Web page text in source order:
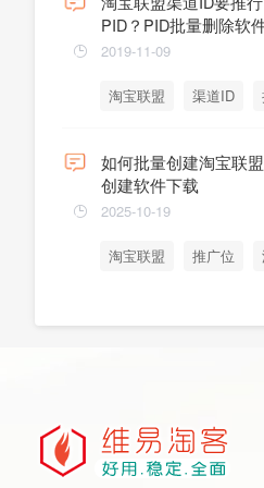
PID？PID批量删除软
2019-11-09
淘宝联盟 渠道ID
如何批量创建淘宝联
创建软件下载
2025-10-19
淘宝联盟 推广位